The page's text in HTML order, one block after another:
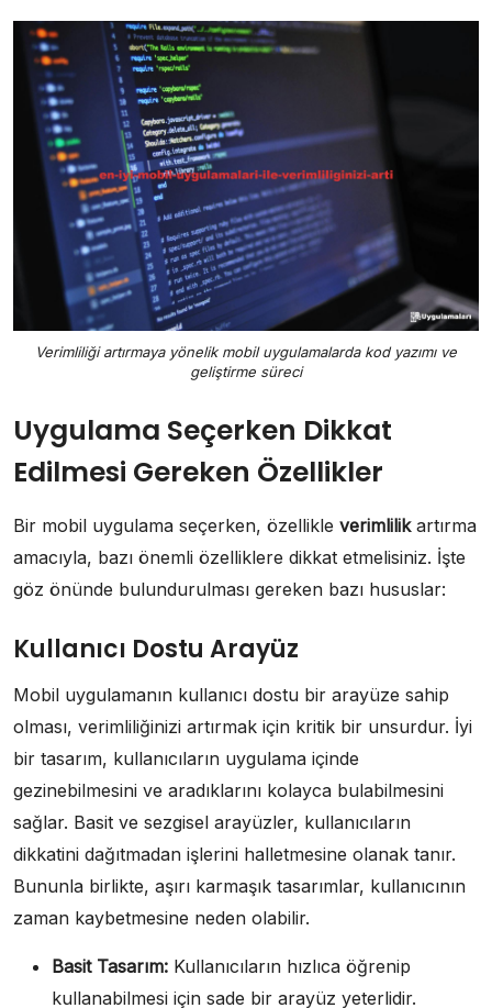
Verimliliği artırmaya yönelik mobil uygulamalarda kod yazımı ve
geliştirme süreci
Uygulama Seçerken Dikkat
Edilmesi Gereken Özellikler
Bir mobil uygulama seçerken, özellikle verimlilikartırma
amacıyla, bazı önemli özelliklere dikkat etmelisiniz. İşte
göz önünde bulundurulması gereken bazı hususlar:
Kullanıcı Dostu Arayüz
Mobil uygulamanın kullanıcı dostu bir arayüze sahip
olması, verimliliğinizi artırmak için kritik bir unsurdur. İyi
bir tasarım, kullanıcıların uygulama içinde
gezinebilmesini ve aradıklarını kolayca bulabilmesini
sağlar. Basit ve sezgisel arayüzler, kullanıcıların
dikkatini dağıtmadan işlerini halletmesine olanak tanır.
Bununla birlikte, aşırı karmaşık tasarımlar, kullanıcının
zaman kaybetmesine neden olabilir.
Basit Tasarım: Kullanıcıların hızlıca öğrenip
kullanabilmesi için sade bir arayüz yeterlidir.